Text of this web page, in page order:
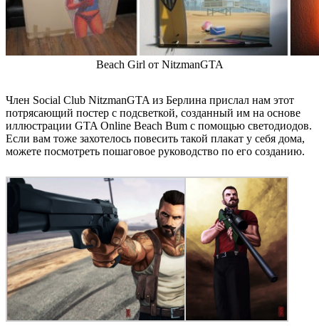
Beach Girl от NitzmanGTA
Член Social Club NitzmanGTA из Берлина прислал нам этот
потрясающий постер с подсветкой, созданный им на основе
иллюстрации GTA Online Beach Bum с помощью светодиодов.
Если вам тоже захотелось повесить такой плакат у себя дома,
можете посмотреть пошаговое руководство по его созданию.